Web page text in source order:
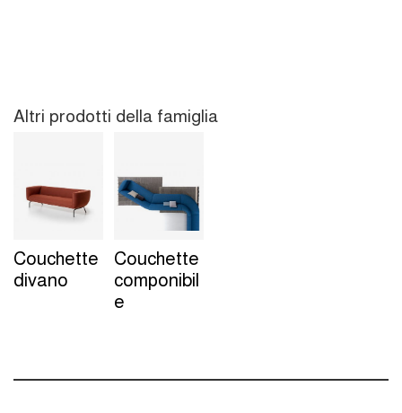
Altri prodotti della famiglia
Couchette
divano
Couchette
componibil
e